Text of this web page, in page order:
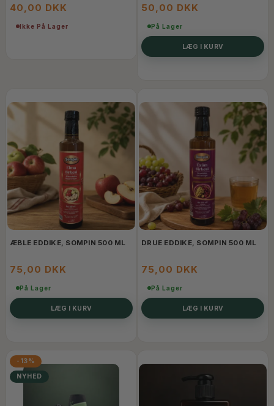
40,00 DKK
Ikke På Lager
50,00 DKK
På Lager
LÆG I KURV
ÆBLE EDDIKE, SOMPIN 500 ML
75,00 DKK
På Lager
LÆG I KURV
DRUE EDDIKE, SOMPIN 500 ML
75,00 DKK
På Lager
LÆG I KURV
-13%
NYHED